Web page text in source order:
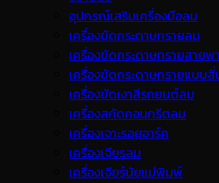
อุปกรณ์เสริมเครื่องมือลม
เครื่องขัดกระดาษทรายลม
เครื่องขัดกระดาษทรายสาย
เครื่องขัดกระดาษทรายแบบ
เครื่องขัดเงาสีรถยนต์ลม
เครื่องสกัดคอนกรีตลม
เครื่องเจาะรอยอาร์ค
เครื่องเจียรลม
เครื่องเจียร์นัยแม่พิมพ์